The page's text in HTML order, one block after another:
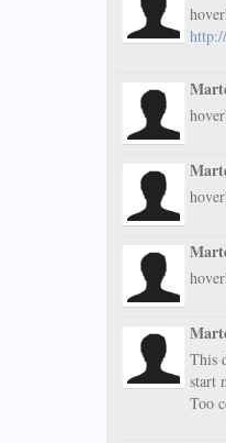
This
start
Too